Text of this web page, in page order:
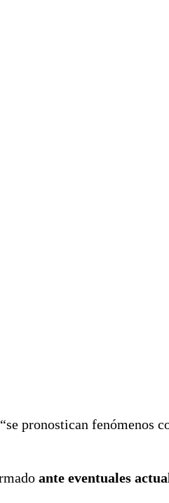
pronostican fenómenos
ante eventuales